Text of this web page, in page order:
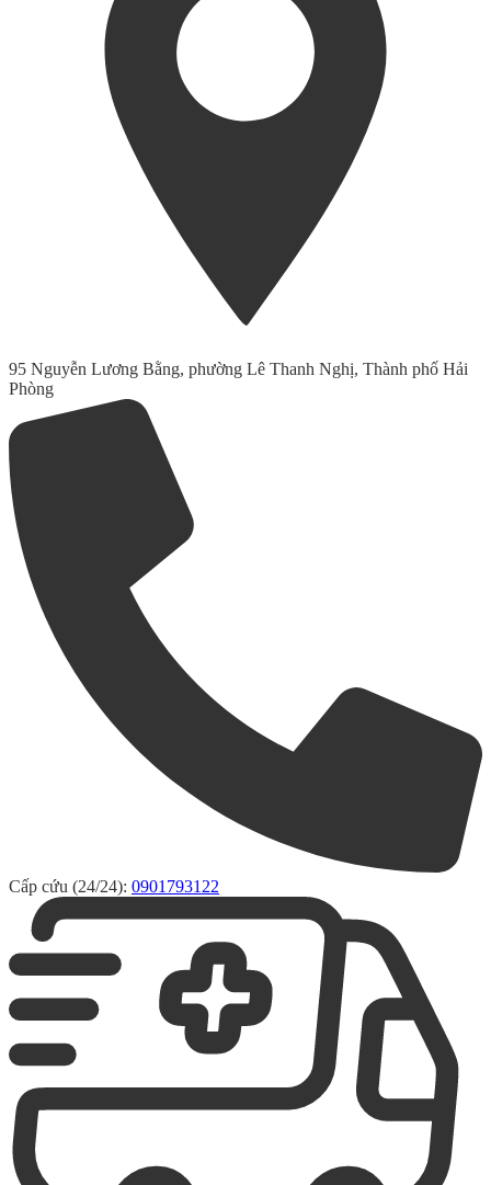
95 Nguyễn Lương Bằng, phường Lê Thanh Nghị, Thành phố Hải
Phòng
Cấp cứu (24/24): 0901793122